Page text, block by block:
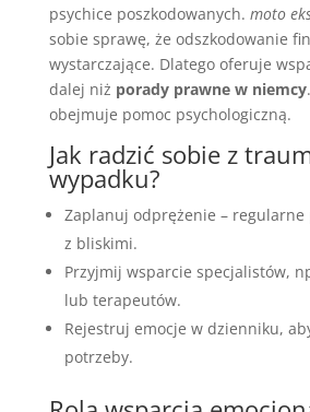
psychice poszkodowanych. moto
sobie sprawę, że odszkodowanie
wystarczające. Dlatego oferuje
dalej niż porady prawne w niemcy
obejmuje pomoc psychologiczną.
Jak radzić sobie z
wypadku?
Zaplanuj odprężenie –
z bliskimi.
Przyjmij wsparcie specjalistów,
lub terapeutów.
Rejestruj emocje w dzienniku,
potrzeby.